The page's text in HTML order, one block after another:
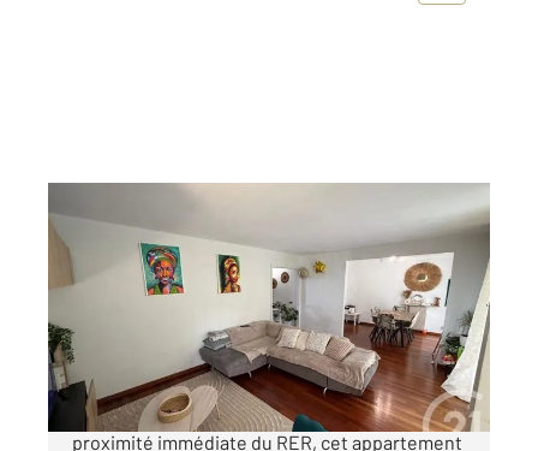
RIS ORANGIS 91
100,19 m2, 5 pièces
Ref : 4918
Appartement F5 à vendre
165 000 €
Situé d'un immeuble avec ascenseur, à
proximité immédiate du RER, cet appartement